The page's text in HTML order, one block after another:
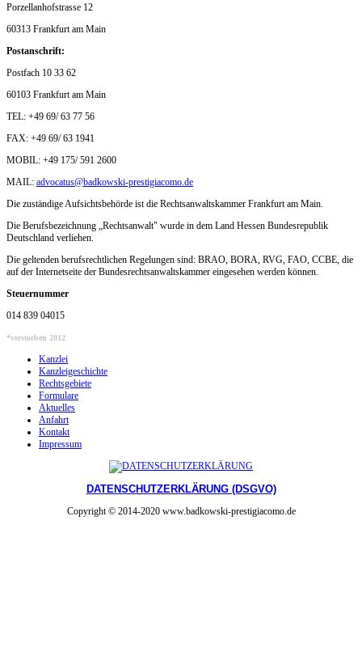
Porzellanhofstrasse 12
60313 Frankfurt am Main
Postanschrift:
Postfach 10 33 62
60103 Frankfurt am Main
TEL: +49 69/ 63 77 56
FAX: +49 69/ 63 1941
MOBIL: +49 175/ 591 2600
MAIL: advocatus@badkowski-prestigiacomo.de
Die zuständige Aufsichtsbehörde ist die Rechtsanwaltskammer Frankfurt am Main.
Die Berufsbezeichnung „Rechtsanwalt" wurde in dem Land Hessen Bundesrepublik
Deutschland verliehen.
Die geltenden berufsrechtlichen Regelungen sind: BRAO, BORA, RVG, FAO, CCBE, die
auf der Internetseite der Bundesrechtsanwaltskammer eingesehen werden können.
Steuernummer
014 839 04015
*verstorben 2012
Kanzlei
Kanzleigeschichte
Rechtsgebiete
Formulare
Aktuelles
Anfahrt
Kontakt
Impressum
DATENSCHUTZERKLÄRUNG (DSGVO)
Copyright © 2014-2020 www.badkowski-prestigiacomo.de